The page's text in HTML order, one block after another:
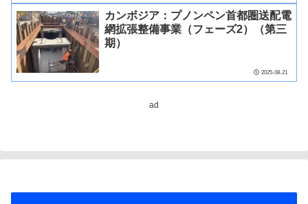
カンボジア：プノンペン首都圏送配電
網拡張整備事業（フェーズ2）（第三
期）
2025-08-21
ad